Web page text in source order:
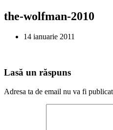
the-wolfman-2010
14 ianuarie 2011
Lasă un răspuns
Adresa ta de email nu va fi